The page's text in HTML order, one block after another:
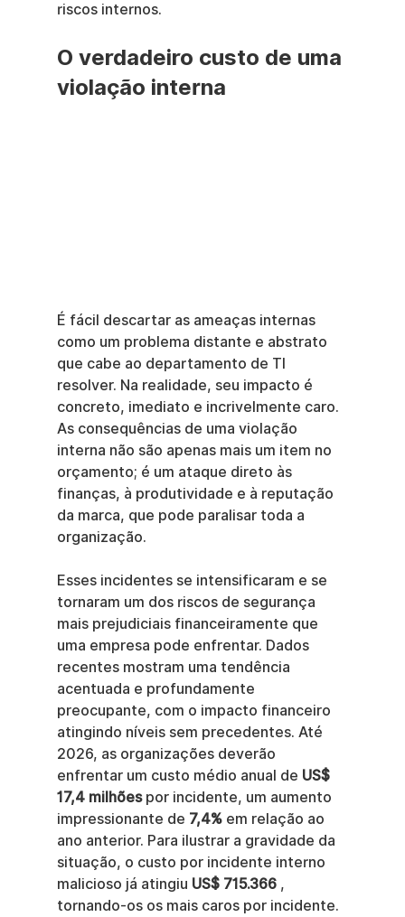
riscos internos.
O verdadeiro custo de uma
violação interna
É fácil descartar as ameaças internas
como um problema distante e abstrato
que cabe ao departamento de TI
resolver. Na realidade, seu impacto é
concreto, imediato e incrivelmente caro.
As consequências de uma violação
interna não são apenas mais um item no
orçamento; é um ataque direto às
finanças, à produtividade e à reputação
da marca, que pode paralisar toda a
organização.
Esses incidentes se intensificaram e se
tornaram um dos riscos de segurança
mais prejudiciais financeiramente que
uma empresa pode enfrentar. Dados
recentes mostram uma tendência
acentuada e profundamente
preocupante, com o impacto financeiro
atingindo níveis sem precedentes. Até
2026, as organizações deverão
enfrentar um custo médio anual de US$
17,4 milhões por incidente, um aumento
impressionante de 7,4% em relação ao
ano anterior. Para ilustrar a gravidade da
situação, o custo por incidente interno
malicioso já atingiu US$ 715.366 ,
tornando-os os mais caros por incidente.